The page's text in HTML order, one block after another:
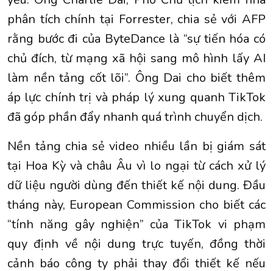
phân tích chính tại Forrester, chia sẻ với AFP
rằng bước đi của ByteDance là “sự tiến hóa có
chủ đích, từ mạng xã hội sang mô hình lấy AI
làm nền tảng cốt lõi”. Ông Dai cho biết thêm
áp lực chính trị và pháp lý xung quanh TikTok
đã góp phần đẩy nhanh quá trình chuyển dịch.
Nền tảng chia sẻ video nhiều lần bị giám sát
tại Hoa Kỳ và châu Âu vì lo ngại từ cách xử lý
dữ liệu người dùng đến thiết kế nội dung. Đầu
tháng này, European Commission cho biết các
“tính năng gây nghiện” của TikTok vi phạm
quy định về nội dung trực tuyến, đồng thời
cảnh báo công ty phải thay đổi thiết kế nếu